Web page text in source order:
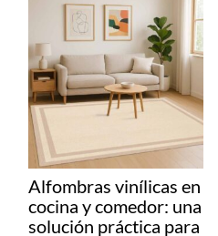
Alfombras vinílicas en
cocina y comedor: una
solución práctica para